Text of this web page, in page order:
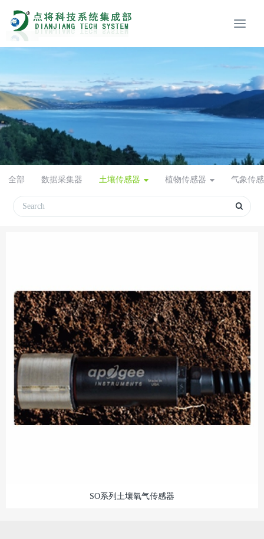
全部 数据采集器 土壤传感器 植物传感器 气象传
SO系列土壤氧气传感器